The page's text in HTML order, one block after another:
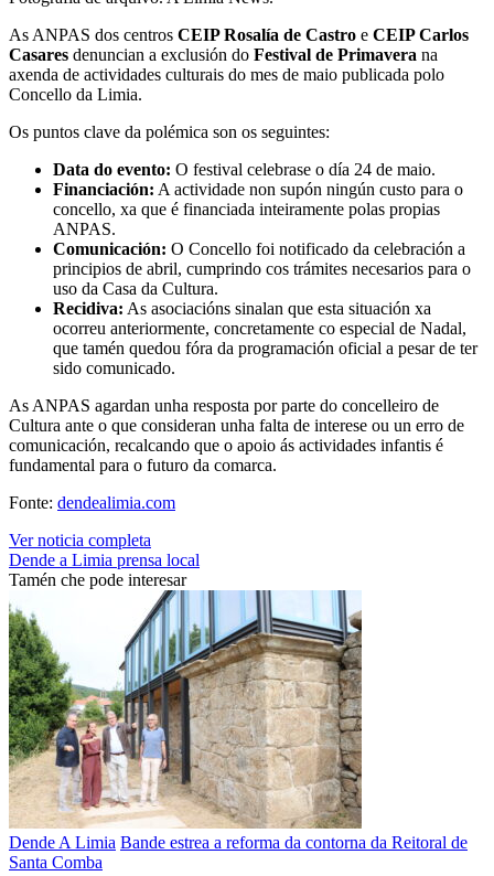
As ANPAS dos centros CEIP Rosalía de Castro e CEIP Carlos
Casares denuncian a exclusión do Festival de Primavera na
axenda de actividades culturais do mes de maio publicada polo
Concello da Limia.
Os puntos clave da polémica son os seguintes:
Data do evento: O festival celebrase o día 24 de maio.
Financiación: A actividade non supón ningún custo para o
concello, xa que é financiada inteiramente polas propias
ANPAS.
Comunicación: O Concello foi notificado da celebración a
principios de abril, cumprindo cos trámites necesarios para o
uso da Casa da Cultura.
Recidiva: As asociacións sinalan que esta situación xa
ocorreu anteriormente, concretamente co especial de Nadal,
que tamén quedou fóra da programación oficial a pesar de ter
sido comunicado.
As ANPAS agardan unha resposta por parte do concelleiro de
Cultura ante o que consideran unha falta de interese ou un erro de
comunicación, recalcando que o apoio ás actividades infantis é
fundamental para o futuro da comarca.
Fonte: dendealimia.com
Ver noticia completa
Dende a Limia prensa local
Tamén che pode interesar
Dende A Limia Bande estrea a reforma da contorna da Reitoral de
Santa Comba